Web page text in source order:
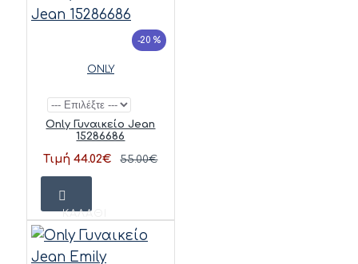
-20 %
ONLY
Only Γυναικείο Jean
15286686
Τιμή 44.02€ 55.00€
ΚΑΛΆΘΙ